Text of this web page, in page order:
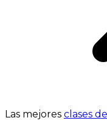
Las mejores clases